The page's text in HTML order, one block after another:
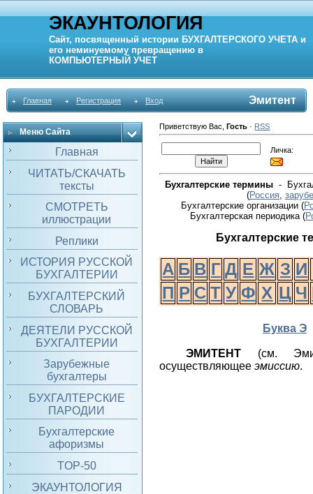
ЭКАУНТОЛОГИЯ
Сайт, посвященный истории БУХГАЛТЕРСКОГО УЧЕТА и
его неминуемому превращению в
КОМПЬЮТЕРНЫЙ УЧЕТ
Главная Регистрация Вход Эмитент
Меню Сайта
Главная
ЧИТАТЬ/СКАЧАТЬ
тексты
СМОТРЕТЬ
иллюстрации
Реплики
ИСТОРИЯ РУССКОЙ
БУХГАЛТЕРИИ
БУХГАЛТЕРСКИЙ
СЛОВАРЬ
ДЕЯТЕЛИ РУССКОЙ
БУХГАЛТЕРИИ
Зарубежные
бухгалтеры
БУХГАЛТЕРСКИЕ
ПАРОДИИ
Бухгалтерские
афоризмы
TOP-50
ЭКАУНТОЛОГИЯ
Приветствую Вас ,Гость · RSS
Личка:
Бухгалтерские термины-
(Россия,
Бухгалтерские организации (
Бухгалтерская периодика(
Бухгалтерские
А Б В Г Д Е Ж З И
П Р С Т У Ф Х Ц Ч
Буква Э
ЭМИТЕНТ (см.
осуществляющееэмиссию.